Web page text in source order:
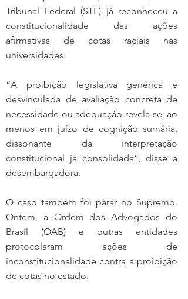
Tribunal Federal (STF) já reconheceu a
constitucionalidade das ações
afirmativas de cotas raciais nas
universidades.
“A proibição legislativa genérica e
desvinculada de avaliação concreta de
necessidade ou adequação revela-se, ao
menos em juízo de cognição sumária,
dissonante da interpretação
constitucional já consolidada”, disse a
desembargadora.
O caso também foi parar no Supremo.
Ontem, a Ordem dos Advogados do
Brasil (OAB) e outras entidades
protocolaram ações de
inconstitucionalidade contra a proibição
de cotas no estado.